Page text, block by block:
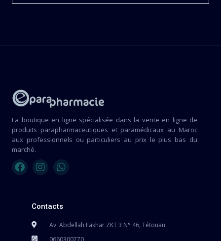
La boutique en ligne spécialisée dans la vente en ligne de
produits parapharmaceutiques et paramédicaux au Maroc
aux professionnels ou particuliers au prix le plus bas du
marché.
Contacts
Av. Abdellah Fakhar ZKT 3 N° 46, Tétouan
0660300770